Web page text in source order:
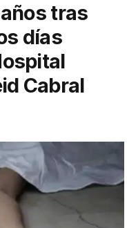
tras
días
Cabral